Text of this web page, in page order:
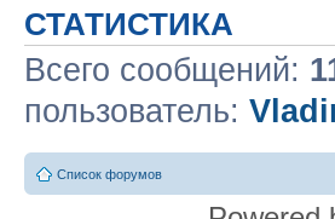
СТАТИСТИКА
Всего сообщений:
пользователь:
Список форумов